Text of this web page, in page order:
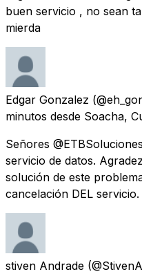
buen servicio , no sean
mierda
Edgar Gonzalez
minutos desde Soacha,
Señores
servicio de datos.
solución de este
cancelación DEL servicio.
stiven Andrade